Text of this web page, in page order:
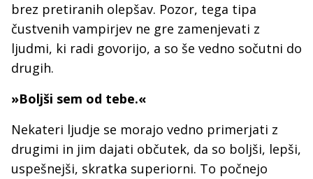
brez pretiranih olepšav. Pozor, tega tipa
čustvenih vampirjev ne gre zamenjevati z
ljudmi, ki radi govorijo, a so še vedno sočutni do
drugih.
»Boljši sem od tebe.«
Nekateri ljudje se morajo vedno primerjati z
drugimi in jim dajati občutek, da so boljši, lepši,
uspešnejši, skratka superiorni. To počnejo